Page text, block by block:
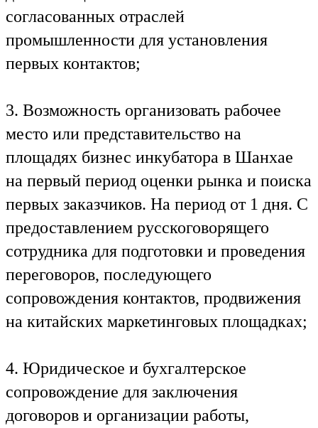
согласованных отраслей
промышленности для установления
первых контактов;
3. Возможность организовать рабочее
место или представительство на
площадях бизнес инкубатора в Шанхае
на первый период оценки рынка и поиска
первых заказчиков. На период от 1 дня. С
предоставлением русскоговорящего
сотрудника для подготовки и проведения
переговоров, последующего
сопровождения контактов, продвижения
на китайских маркетинговых площадках;
4. Юридическое и бухгалтерское
сопровождение для заключения
договоров и организации работы,